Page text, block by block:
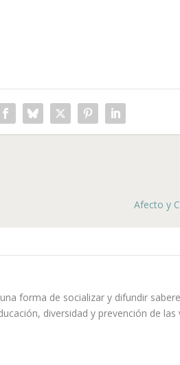
Afecto y
forma de socializar y difundir
diversidad y prevención de las